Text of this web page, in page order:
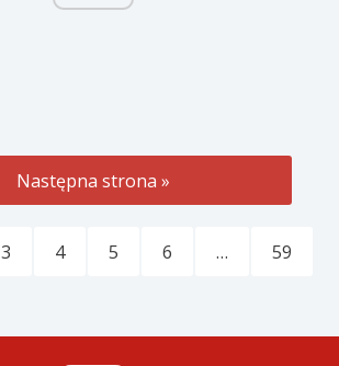
Następna strona »
3 4 5 6 … 59